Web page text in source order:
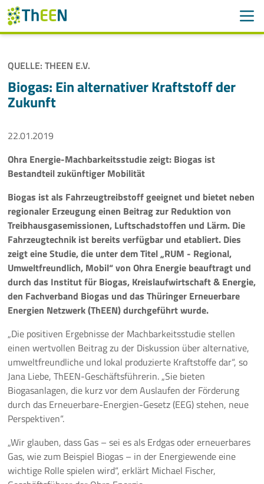
Navigation überspringen
ThEEN
Services
Mitglieder
Aktivitäten
Veranstaltungen
Aktuelles
Meldungen
Pressemeldungen
Branchenmeldungen
Statements
Positionen
Jobs
Akkreditierung
QUELLE: THEEN E.V.
Biogas: Ein alternativer Kraftstoff der
Zukunft
22.01.2019
Ohra Energie-Machbarkeitsstudie zeigt: Biogas ist
Bestandteil zukünftiger Mobilität
Biogas ist als Fahrzeugtreibstoff geeignet und bietet neben
regionaler Erzeugung einen Beitrag zur Reduktion von
Treibhausgasemissionen, Luftschadstoffen und Lärm. Die
Fahrzeugtechnik ist bereits verfügbar und etabliert. Dies
zeigt eine Studie, die unter dem Titel „RUM - Regional,
Umweltfreundlich, Mobil“ von Ohra Energie beauftragt und
durch das Institut für Biogas, Kreislaufwirtschaft & Energie,
den Fachverband Biogas und das Thüringer Erneuerbare
Energien Netzwerk (ThEEN) durchgeführt wurde.
„Die positiven Ergebnisse der Machbarkeitsstudie stellen
einen wertvollen Beitrag zu der Diskussion über alternative,
umweltfreundliche und lokal produzierte Kraftstoffe dar“, so
Jana Liebe, ThEEN-Geschäftsführerin. „Sie bieten
Biogasanlagen, die kurz vor dem Auslaufen der Förderung
durch das Erneuerbare-Energien-Gesetz (EEG) stehen, neue
Perspektiven“.
„Wir glauben, dass Gas – sei es als Erdgas oder erneuerbares
Gas, wie zum Beispiel Biogas – in der Energiewende eine
wichtige Rolle spielen wird“, erklärt Michael Fischer,